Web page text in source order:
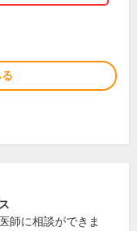
師に相談ができま